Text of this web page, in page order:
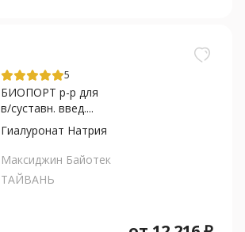
5
БИОПОРТ р-р для
в/суставн. введ....
Гиалуронат Натрия
Максиджин Байотек
ТАЙВАНЬ